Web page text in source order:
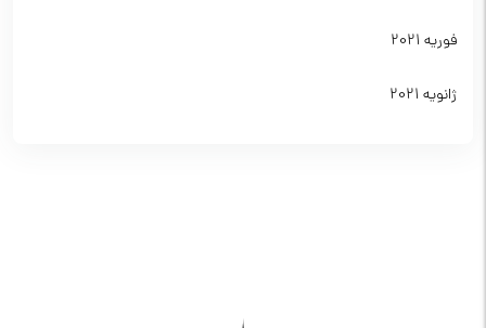
فوریه 2021
ژانویه 2021